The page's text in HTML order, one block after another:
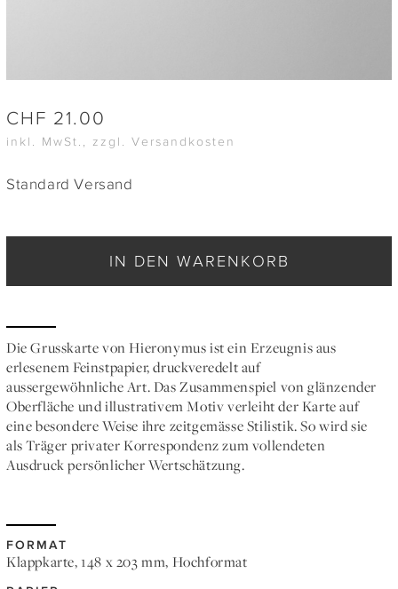
CHF 21.00
inkl. MwSt., zzgl. Versandkosten
Standard Versand
IN DEN WARENKORB
Die Grusskarte von Hieronymus ist ein Erzeugnis aus
erlesenem Feinstpapier, druckveredelt auf
aussergewöhnliche Art. Das Zusammenspiel von glänzender
Oberfläche und illustrativem Motiv verleiht der Karte auf
eine besondere Weise ihre zeitgemässe Stilistik. So wird sie
als Träger privater Korrespondenz zum vollendeten
Ausdruck persönlicher Wertschätzung.
FORMAT
Klappkarte, 148 x 203 mm, Hochformat